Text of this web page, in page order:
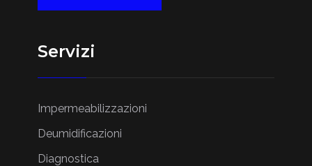
Servizi
Impermeabilizzazioni
Deumidificazioni
Diagnostica